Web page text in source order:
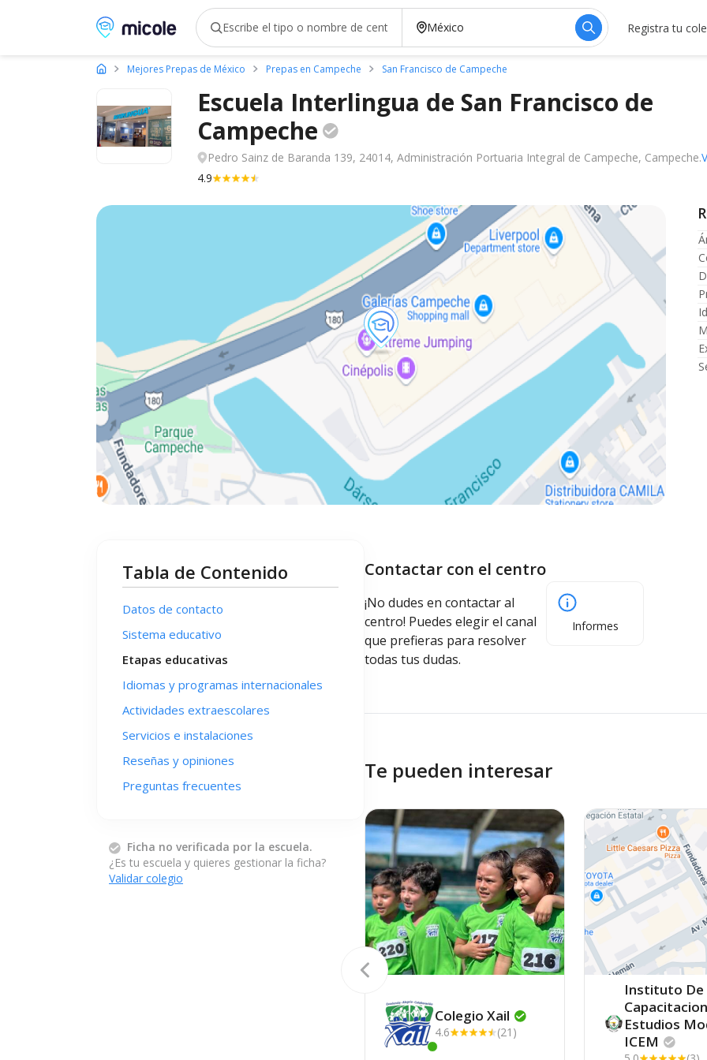
Micole, buscador de colegios Registra tu
Mejores Prepas de México Prepas en Campeche San Francisco de Campeche
Escuela Interlingua de San Francisco de
Campeche
Pedro Sainz de Baranda 139, 24014, Administración Portuaria Integral de Campeche, Campeche.
4.9
Tabla de Contenido
Datos de contacto
Sistema educativo
Etapas educativas
Idiomas y programas internacionales
Actividades extraescolares
Servicios e instalaciones
Reseñas y opiniones
Preguntas frecuentes
Ficha no verificada por la escuela.
¿Es tu escuela y quieres gestionar la ficha?
Validar colegio
Contactar con el centro
¡No dudes en contactar al
centro! Puedes elegir el canal
que prefieras para resolver
todas tus dudas.
Informes
Te pueden interesar
Colegio Xail
4.6 (21)
Instituto De
Estudios
ICEM